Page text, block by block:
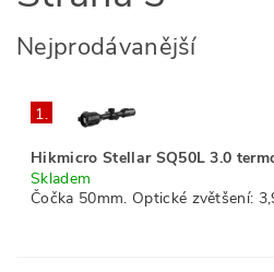
Nejprodávanější
1.
Hikmicro Stellar SQ50L 3.0
Skladem
Čočka 50mm. Optické zvětšení: